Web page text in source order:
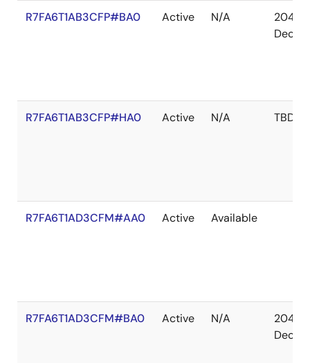
R7FA6T1AB3CFP#BA0 Active N/A
2041
Dec
R7FA6T1AB3CFP#HA0 Active N/A TBD
R7FA6T1AD3CFM#AA0 Active Available
R7FA6T1AD3CFM#BA0 Active N/A
2041
Dec